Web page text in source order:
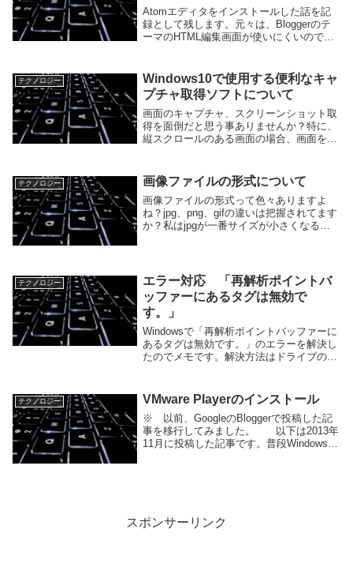
Atomエディタをインストールした話を記
録として残します。元々は、Bloggerのテ
ーマのHTML編集画面が使いにくいので、
サクラエディタではうまくいきませんでし
た...
テクノロジー
Windows10で使用する便利なキャ
プチャ取得ソフトについて
画面のキャプチャ、スクリーンショット取
得を面倒だと思う事ありませんか？特に、
縦スクロールのある画面の場合、画面を動
すよね？一昔前、画面のキャプチャ、スク
リーンショッ...
テクノロジー 画像ファイルの形式について
画像ファイルの形式って色々ありますよ
ね？jpg、png、gifの違いは把握されてます
か？私はjpgが一番サイズが小さくなるイ
テクノロジー
エラー対応 「再解析ポイントバ
ッファーにあるタグは無効で
す。」
Windowsで「再解析ポイントバッファーに
あるタグは無効です。」のエラーを解決し
たのでメモです。解決方法はドライブのエ
原因 「再解析ポイントバッファーにある
タグは...
テクノロジー VMware Playerのインストール
※ 以前、GoogleのBloggerで投稿した記
事を移行してみました。 以下は2013年
11月に投稿した記事です。普段Windowsの
スポンサーリンク